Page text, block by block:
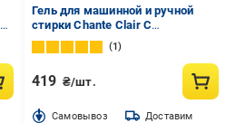
Гель для машинной и ручной
стирки Chante Clair С
бикарбонатом 1,575 л
1
419 ₴/шт.
Cамовывоз Доставим